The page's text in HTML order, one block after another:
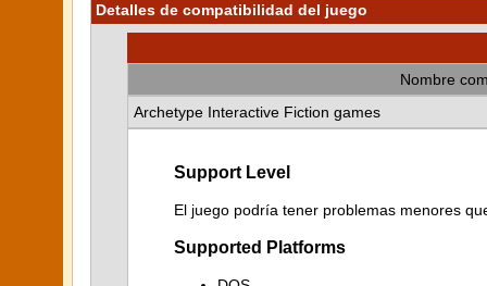
Detalles de compatibilidad del juego
Nombre
Archetype Interactive Fiction games
Support Level
El juego podría tener problemas menores
Supported Platforms